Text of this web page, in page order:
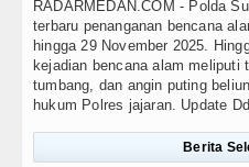
RADARMEDAN.COM - Polda
terbaru penanganan bencana
hingga 29 November 2025.
kejadian bencana alam meliputi
tumbang, dan angin puting
hukum Polres jajaran. Update
Berita